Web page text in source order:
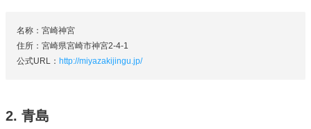
名称：宮崎神宮
住所：宮崎県宮崎市神宮2-4-1
公式URL： http://miyazakijingu.jp/
2. 青島